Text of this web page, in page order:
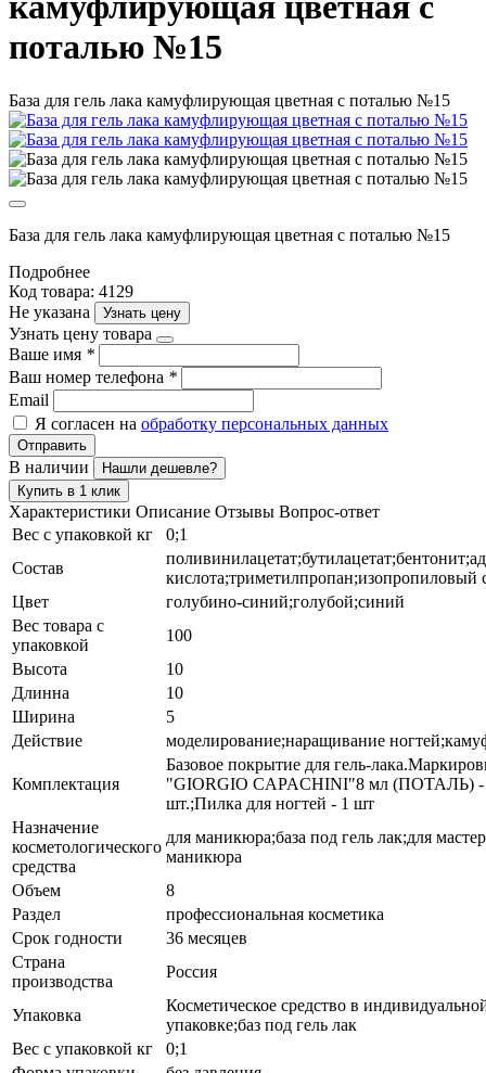
поталью №15
База для гель лака камуфлирующая цветная с поталью №15
База для гель лака камуфлирующая цветная с поталью №15
Подробнее
Код товара: 4129
Не указана
Узнать цену
Узнать цену товара
Ваше имя *
Ваш номер телефона *
Email
Я согласен на обработку персональных данных
Отправить
В наличии
Нашли дешевле?
Купить в 1 клик
Характеристики Описание Отзывы Вопрос-ответ
Вес с упаковкой кг
0;1
Состав
кислота;триметилпропан;изопропиловый
Цвет
голубино-синий;голубой;синий
Вес товара с
упаковкой
100
Высота
10
Длинна
10
Ширина
5
Действие
моделирование;наращивание
Комплектация
Базовое покрытие для гель-
"GIORGIO CAPACHINI"8 мл (ПОТАЛЬ) -
шт.;Пилка для ногтей - 1 шт
Назначение
косметологического
средства
для маникюра;база под гель лак;для
маникюра
Объем
8
Раздел
профессиональная косметика
Срок годности
36 месяцев
Страна
производства
Россия
Упаковка
Косметическое средство в
упаковке;баз под гель лак
Вес с упаковкой кг
0;1